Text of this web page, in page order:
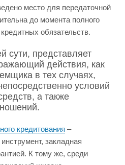
место для передаточной
до момента полного
обязательств.
сути, представляет
действия, как
в тех случаях,
условий
а также
кредитования –
закладная
К тому же, среди